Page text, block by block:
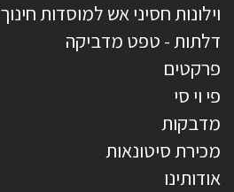
וילונות חסיני אש למוסדות חינוך
דלתות - טפט מדביקה
פרקטים
פי וי סי
מדבקות
מכירת סיטונאות
אודותינו